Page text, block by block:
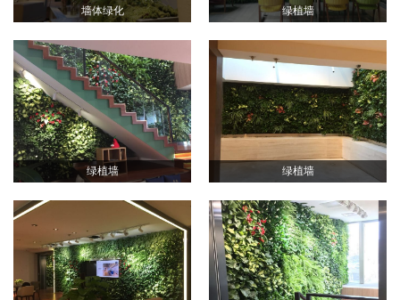
墙体绿化 绿植墙
绿植墙 绿植墙